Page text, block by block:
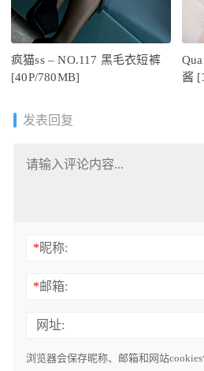
疯猫ss – NO.117 黑毛衣短裤
[40P/780MB]
酱
发表回复
*昵称:
*邮箱:
网址:
浏览器会保存昵称、邮箱和网站cookies